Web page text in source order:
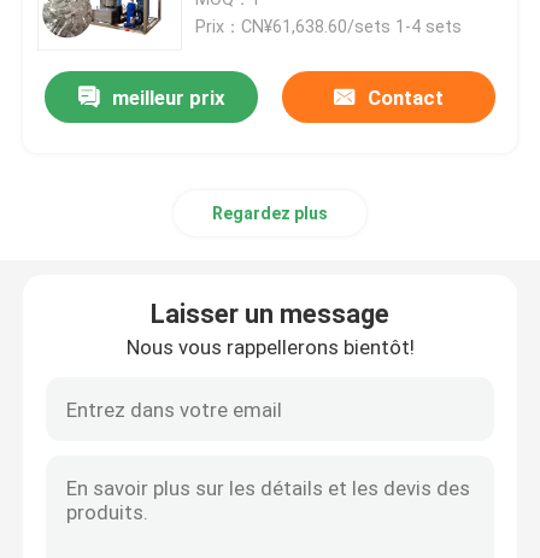
Machine à glace d'eau douce de flocon
Un congélateur rapide
Prix：CN¥61,638.60/sets 1-4 sets
meilleur prix Contact
Regardez plus
Laisser un message
Nous vous rappellerons bientôt!